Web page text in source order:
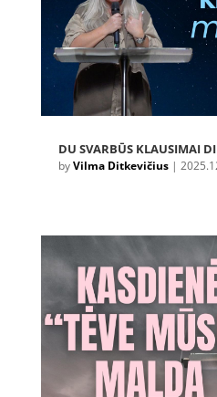
DU SVARBŪS KLAUSIMAI
byVilma Ditkevičius|